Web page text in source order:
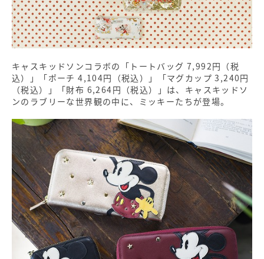
キャスキッドソンコラボの「トートバッグ 7,992円（税
込）」「ポーチ 4,104円（税込）」「マグカップ 3,240円
（税込）」「財布 6,264円（税込）」は、キャスキッドソ
ンのラブリーな世界観の中に、ミッキーたちが登場。